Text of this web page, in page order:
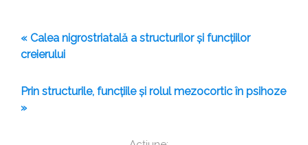
« Calea nigrostriatală a structurilor și funcțiilor
creierului
Prin structurile, funcțiile și rolul mezocortic în psihoze
»